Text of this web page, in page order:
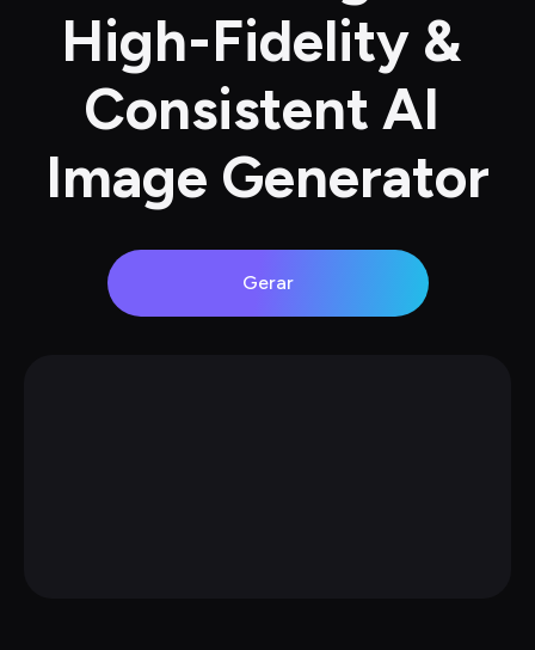
High-Fidelity &
Consistent AI
Image Generator
Gerar